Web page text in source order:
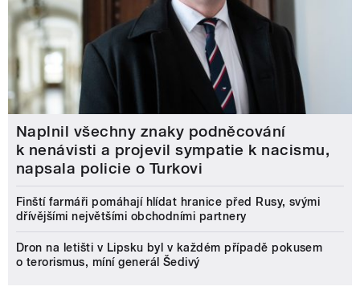
Naplnil všechny znaky podněcování
k nenávisti a projevil sympatie k nacismu,
napsala policie o Turkovi
Finští farmáři pomáhají hlídat hranice před Rusy, svými
dřívějšími největšími obchodními partnery
Dron na letišti v Lipsku byl v každém případě pokusem
o terorismus, míní generál Šedivý